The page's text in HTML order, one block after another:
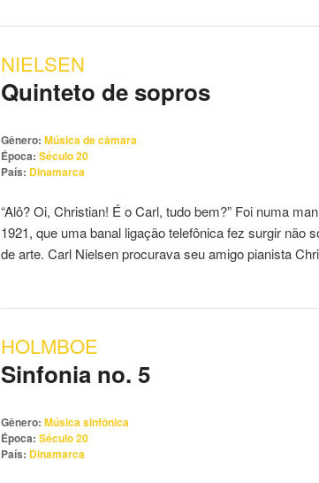
NIELSEN
Quinteto de sopros
Gênero: Música de câmara
Época: Século 20
País: Dinamarca
“Alô? Oi, Christian! É o Carl, tudo bem?” Foi numa
1921, que uma banal ligação telefônica fez surgir não
de arte. Carl Nielsen procurava seu amigo pianista
HOLMBOE
Sinfonia no. 5
Gênero: Música sinfônica
Época: Século 20
País: Dinamarca